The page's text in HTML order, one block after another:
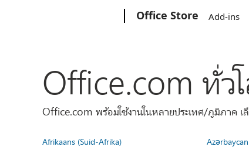
Office Store Add-ins
Office.com ทั่ว
Office.com พร้อมใช้งานในหลายประเทศ/ภูมิภาค
Afrikaans (Suid-Afrika)